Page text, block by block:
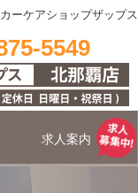
ーケアショップザップス
5549
求人案内